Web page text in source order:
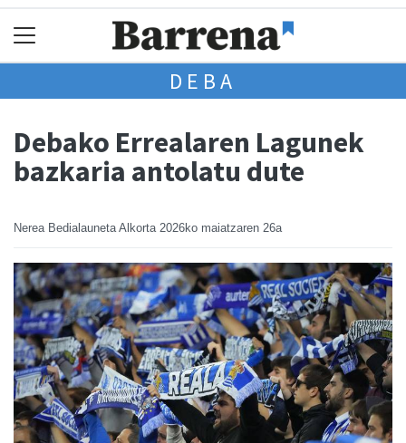
DEBA
Debako Errealaren Lagunek
bazkaria antolatu dute
Nerea Bedialauneta Alkorta 2026ko maiatzaren 26a